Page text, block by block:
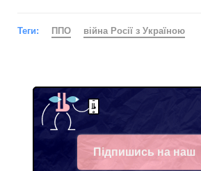
Теги: ППО війна Росії з Україною
Підпишись на наш
Telegram